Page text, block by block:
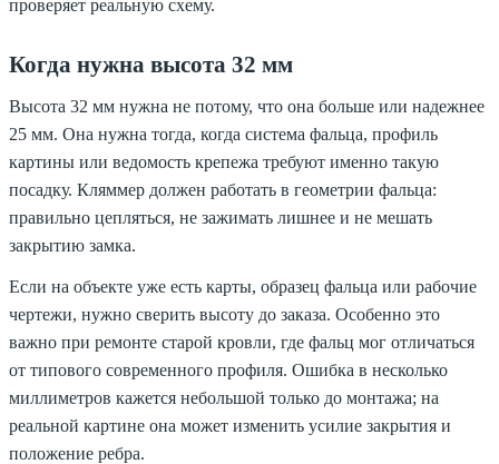
проверяет реальную схему.
Когда нужна высота 32 мм
Высота 32 мм нужна не потому, что она больше или надежнее
25 мм. Она нужна тогда, когда система фальца, профиль
картины или ведомость крепежа требуют именно такую
посадку. Кляммер должен работать в геометрии фальца:
правильно цепляться, не зажимать лишнее и не мешать
закрытию замка.
Если на объекте уже есть карты, образец фальца или рабочие
чертежи, нужно сверить высоту до заказа. Особенно это
важно при ремонте старой кровли, где фальц мог отличаться
от типового современного профиля. Ошибка в несколько
миллиметров кажется небольшой только до монтажа; на
реальной картине она может изменить усилие закрытия и
положение ребра.